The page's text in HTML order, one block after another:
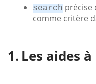
search précise
comme critère
Les aides